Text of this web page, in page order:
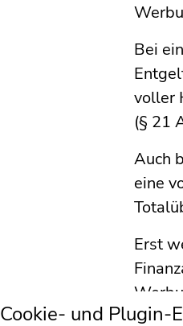
Bei
voller
(§ 21
Auch
eine
Erst
Cookie- und Plugin-